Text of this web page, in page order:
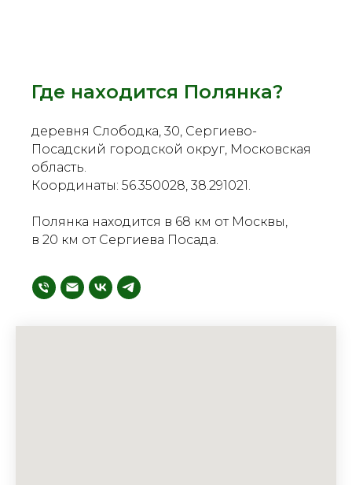
Где находится Полянка?
деревня Слободка, 30, Сергиево-
Посадский городской округ, Московская
область.
Координаты: 56.350028, 38.291021.
Полянка находится в 68 км от Москвы,
в 20 км от Сергиева Посада.